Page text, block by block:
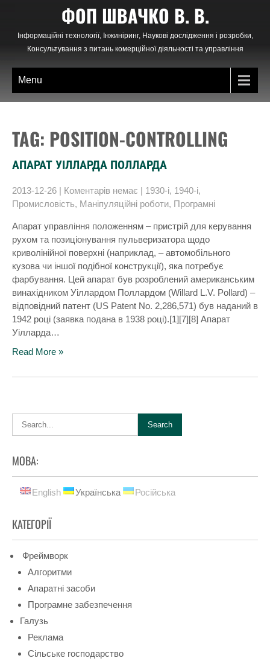
content
ФОП ШВАЧКО В. В.
Інформаційні технології, Інжиніринг, Наукові дослідження і розробки,
Консультування з питань комерційної діяльності та управління
Menu
TAG: POSITION-CONTROLLING
АПАРАТ УІЛЛАРДА ПОЛЛАРДА
2013-12-26 | Коментарів немає | 1930-і, 1940-і,
Промисловість, Маніпуляційні роботи, Програмні
Апарат управління положенням – пристрій для керування
рухом та позиціонування пульверизатора щодо
криволінійної поверхні (наприклад, – автомобільного
кузова чи іншої подібної конструкції), яка потребує
фарбування. Цей апарат був розроблений американським
винахідником Уіллардом Поллардом (Willard L.V. Pollard) –
відповідний патент (US Patent No. 2,286,571) був наданий в
1942 році (заявка подана в 1938 році).[1][7][8] Апарат
Уілларда…
Read More »
МОВА:
English Українська Російська
КАТЕГОРІЇ
Фреймворк
Алгоритми
Апаратні засоби
Програмне забезпечення
Галузь
Реклама
Сільське господарство